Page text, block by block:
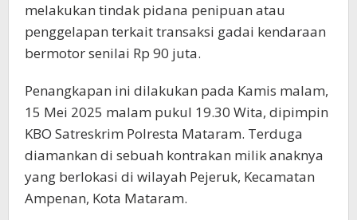
melakukan tindak pidana penipuan atau
penggelapan terkait transaksi gadai kendaraan
bermotor senilai Rp 90 juta.
Penangkapan ini dilakukan pada Kamis malam,
15 Mei 2025 malam pukul 19.30 Wita, dipimpin
KBO Satreskrim Polresta Mataram. Terduga
diamankan di sebuah kontrakan milik anaknya
yang berlokasi di wilayah Pejeruk, Kecamatan
Ampenan, Kota Mataram.